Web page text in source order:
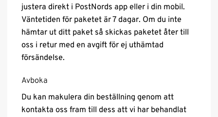
justera direkt i PostNords app eller i din mobil.
Väntetiden för paketet är 7 dagar. Om du inte
hämtar ut ditt paket så skickas paketet åter till
oss i retur med en avgift för ej uthämtad
försändelse.
Avboka
Du kan makulera din beställning genom att
kontakta oss fram till dess att vi har behandlat